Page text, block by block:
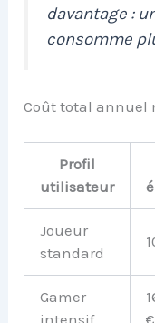
davantage :
consomme
Coût total annuel
Profil
utilisateur
Joueur
standard
Gamer
intensif
€